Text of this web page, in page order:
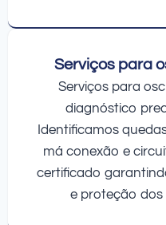
Serviços para
Serviços para
diagnóstico
Identificamos
má conexão e
certificado
e proteção dos